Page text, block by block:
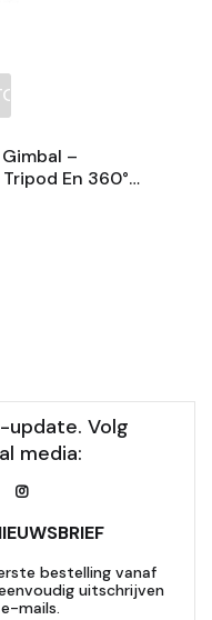
AAN
–
En 360°
update. Volg
media:
bestelling vanaf
uitschrijven
mails.